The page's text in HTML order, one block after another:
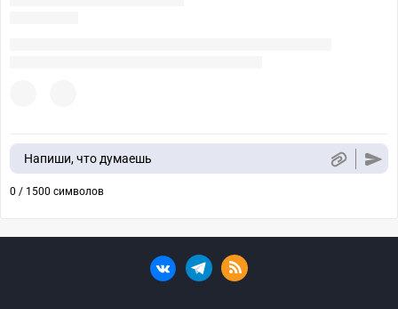
Напиши, что думаешь
0 / 1500 символов